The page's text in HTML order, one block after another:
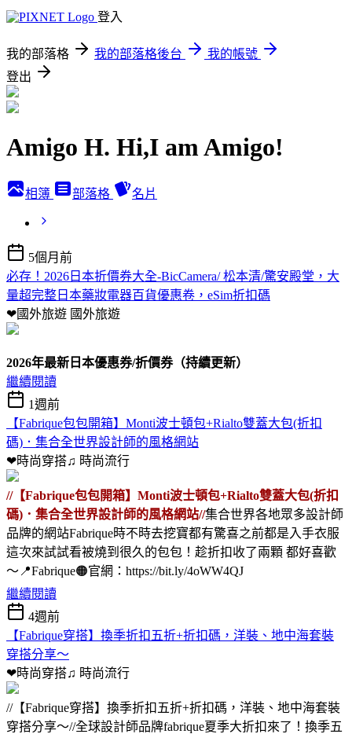
登入
我的部落格 我的部落格後台
我的帳號
登出
Amigo H. Hi,I am Amigo!
相簿 部落格 名片
5個月前
必存！2026日本折價券大全-BicCamera/ 松本清/驚安殿堂，大
量超完整日本藥妝電器百貨優惠卷，eSim折扣碼
❤國外旅遊 國外旅遊
2026年最新日本優惠券/折價券（持續更新）
繼續閱讀
1週前
【Fabrique包包開箱】Monti波士頓包+Rialto雙蓋大包(折扣
碼)．集合全世界設計師的風格網站
❤時尚穿搭♫ 時尚流行
//【Fabrique包包開箱】Monti波士頓包+Rialto雙蓋大包(折扣
碼)．集合全世界設計師的風格網站//集合世界各地眾多設計師
品牌的網站Fabrique時不時去挖寶都有驚喜之前都是入手衣服
這次來試試看被燒到很久的包包！趁折扣收了兩顆 都好喜歡
～📍Fabrique🟠官網：https://bit.ly/4oWW4QJ
繼續閱讀
4週前
【Fabrique穿搭】換季折扣五折+折扣碼，洋裝、地中海套裝
穿搭分享～
❤時尚穿搭♫ 時尚流行
//【Fabrique穿搭】換季折扣五折+折扣碼，洋裝、地中海套裝
穿搭分享～//全球設計師品牌fabrique夏季大折扣來了！換季五